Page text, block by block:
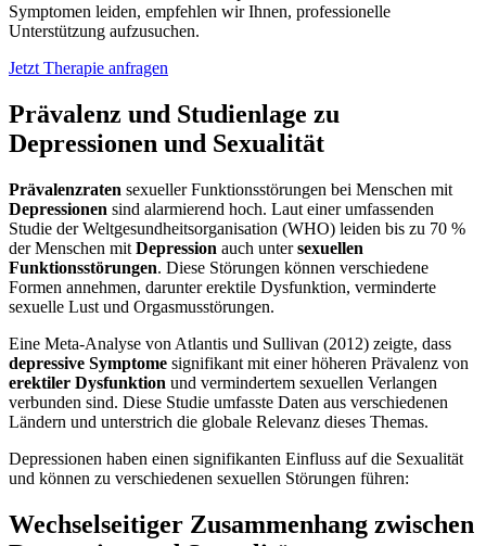
Symptomen leiden, empfehlen wir Ihnen, professionelle
Unterstützung aufzusuchen.
Jetzt Therapie anfragen
Prävalenz und Studienlage zu
Depressionen und Sexualität
Prävalenzraten sexueller Funktionsstörungen bei Menschen mit
Depressionen sind alarmierend hoch. Laut einer umfassenden
Studie der Weltgesundheitsorganisation (WHO) leiden bis zu 70 %
der Menschen mit Depression auch untersexuellen
Funktionsstörungen. Diese Störungen können verschiedene
Formen annehmen, darunter erektile Dysfunktion, verminderte
sexuelle Lust und Orgasmusstörungen.
Eine Meta-Analyse von Atlantis und Sullivan (2012) zeigte, dass
depressive Symptome signifikant mit einer höheren Prävalenz von
erektiler Dysfunktion und vermindertem sexuellen Verlangen
verbunden sind. Diese Studie umfasste Daten aus verschiedenen
Ländern und unterstrich die globale Relevanz dieses Themas.
Depressionen haben einen signifikanten Einfluss auf die Sexualität
und können zu verschiedenen sexuellen Störungen führen:
Wechselseitiger Zusammenhang zwischen